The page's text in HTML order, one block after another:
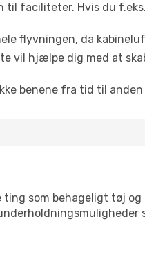
til faciliteter. Hvis du
flyvningen, da
vil hjælpe dig med at
benene fra tid til
som behageligt tøj